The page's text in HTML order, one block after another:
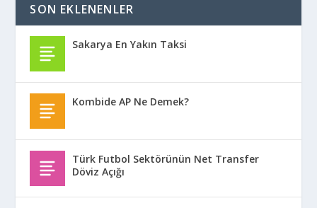
SON EKLENENLER
Sakarya En Yakın Taksi
Kombide AP Ne Demek?
Türk Futbol Sektörünün Net Transfer
Döviz Açığı